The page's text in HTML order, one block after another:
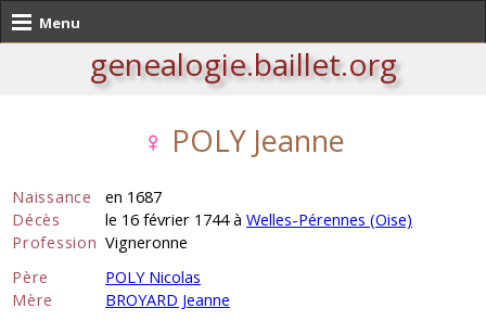
Menu
genealogie.baillet.org
♀ POLY Jeanne
Naissance
en 1687
Décès
le 16 février 1744 à Welles-Pérennes (Oise)
Profession Vigneronne
Père
POLY Nicolas
Mère
BROYARD Jeanne